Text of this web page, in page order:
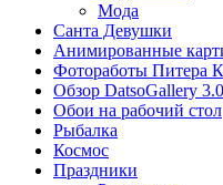
Мода
Санта Девушки
Aнимированные
Фотоработы Питера
Обзор DatsoGallery
Обои на рабочий стол
Рыбалка
Космос
Праздники